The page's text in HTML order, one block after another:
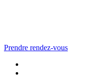
Prendre rendez-vous